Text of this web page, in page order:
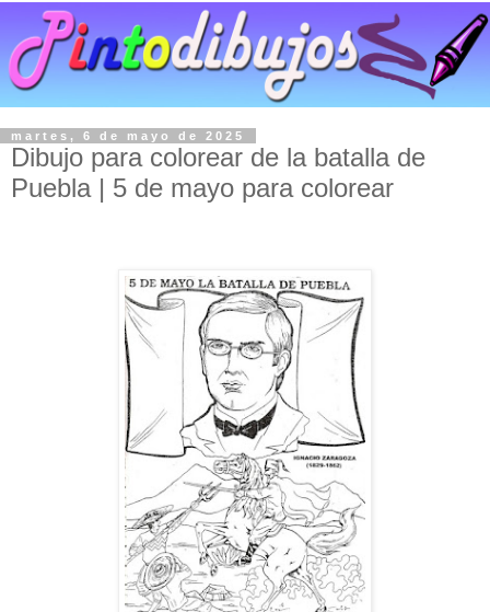
martes, 6 de mayo de 2025
Dibujo para colorear de la batalla de
Puebla | 5 de mayo para colorear